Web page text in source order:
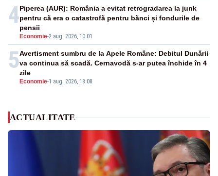
4
Economie-2 aug. 2026, 10:01
Piperea (AUR): România a evitat retrogradarea la junk
pentru că era o catastrofă pentru bănci și fondurile de
pensii
5
Economie-1 aug. 2026, 18:08
Avertisment sumbru de la Apele Române: Debitul Dunării
va continua să scadă. Cernavodă s-ar putea închide în 4
zile
ACTUALITATE